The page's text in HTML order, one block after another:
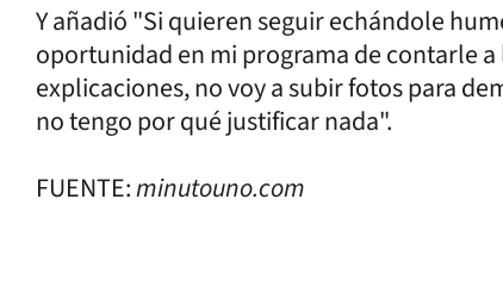
Y añadió "Si quieren seguir echándole
oportunidad en mi programa de contarle a
explicaciones, no voy a subir fotos para
no tengo por qué justificar nada".
FUENTE:minutouno.com